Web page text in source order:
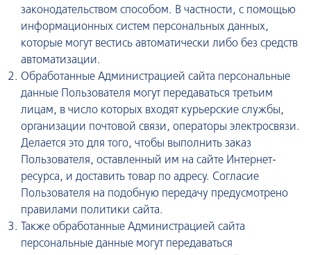
законодательством способом. В частности, с помощью
информационных систем персональных данных,
которые могут вестись автоматически либо без средств
автоматизации.
Обработанные Администрацией сайта персональные
данные Пользователя могут передаваться третьим
лицам, в число которых входят курьерские службы,
организации почтовой связи, операторы электросвязи.
Делается это для того, чтобы выполнить заказ
Пользователя, оставленный им на сайте Интернет-
ресурса, и доставить товар по адресу. Согласие
Пользователя на подобную передачу предусмотрено
правилами политики сайта.
Также обработанные Администрацией сайта
персональные данные могут передаваться